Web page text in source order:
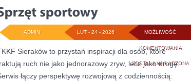
MOŻLIWOŚĆ
KOMENTOWANIA
ZOSTAŁA WYŁĄCZONA
LUT - 24 - 2026
ADMIN
Sieraków to przystań inspiracji dla osób, które
ruch nie jako jednorazowy zryw, lecz jako drogę.
łączy perspektywę rozwojową z codziennością: